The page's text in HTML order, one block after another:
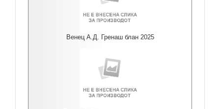
Венец А.Д. Гренаш блан 2025